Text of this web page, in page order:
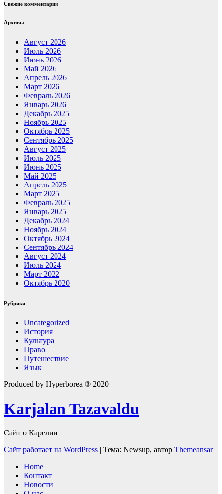
Свежие комментарии
Архивы
Август 2026
Июль 2026
Июнь 2026
Май 2026
Апрель 2026
Март 2026
Февраль 2026
Январь 2026
Декабрь 2025
Ноябрь 2025
Октябрь 2025
Сентябрь 2025
Август 2025
Июль 2025
Июнь 2025
Май 2025
Апрель 2025
Март 2025
Февраль 2025
Январь 2025
Декабрь 2024
Ноябрь 2024
Октябрь 2024
Сентябрь 2024
Август 2024
Июль 2024
Март 2022
Октябрь 2020
Рубрики
Uncategorized
История
Культура
Право
Путешествие
Язык
Produced by Hyperborea ® 2020
Karjalan Tazavaldu
Сайт о Карелии
Сайт работает на WordPress | Тема: Newsup, автор Themeansar
Home
Контакт
Новости